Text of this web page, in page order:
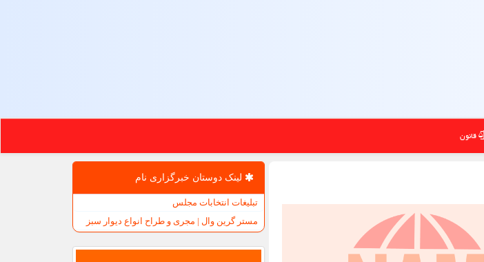
قانون
لینک دوستان خبرگزاری نام
تبلیغات انتخابات مجلس
مستر گرین وال | مجری و طراح انواع دیوار سبز